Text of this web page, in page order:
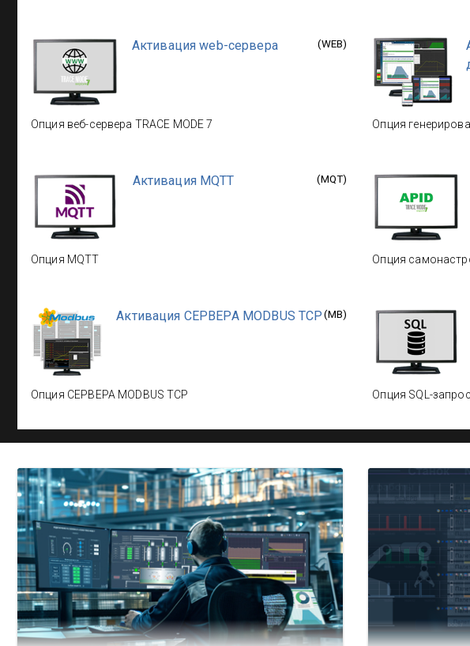
Активация web-сервера (WEB)
Опция веб-сервера TRACE MODE 7 Опция
Активация MQTT (MQT)
Опция MQTT Опция
Активация СЕРВЕРА MODBUS TCP (MB)
Опция СЕРВЕРА MODBUS TCP Опция SQL-